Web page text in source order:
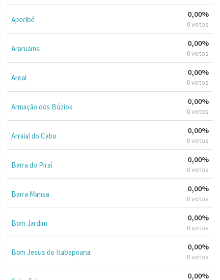
Aperibé
0,00%
0 votos
Araruama
0,00%
0 votos
Areal
0,00%
0 votos
Armação dos Búzios
0,00%
0 votos
Arraial do Cabo
0,00%
0 votos
Barra do Piraí
0,00%
0 votos
Barra Mansa
0,00%
0 votos
Bom Jardim
0,00%
0 votos
Bom Jesus do Itabapoana
0,00%
0 votos
0,00%